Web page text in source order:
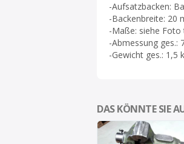
-Aufsatzbacken:
-Backenbreite: 20
-Maße: siehe Foto
-Abmessung ges.:
-Gewicht ges.: 1,5
DAS KÖNNTE SIE